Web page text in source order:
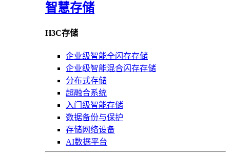
智慧存储
H3C存储
企业级智能全闪存存储
企业级智能混合闪存存储
分布式存储
超融合系统
入门级智能存储
数据备份与保护
存储网络设备
AI数据平台